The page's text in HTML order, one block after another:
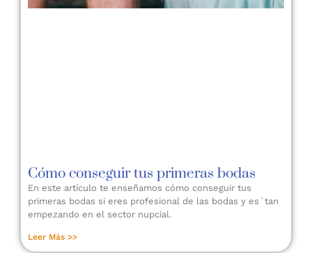
Cómo conseguir tus primeras bodas
En este artículo te enseñamos cómo conseguir tus
primeras bodas si eres profesional de las bodas y es´tan
empezando en el sector nupcial.
Leer Más >>